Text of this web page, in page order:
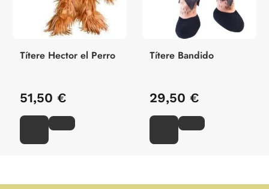
Títere Hector el Perro
51,50 €
Títere Bandido
29,50 €